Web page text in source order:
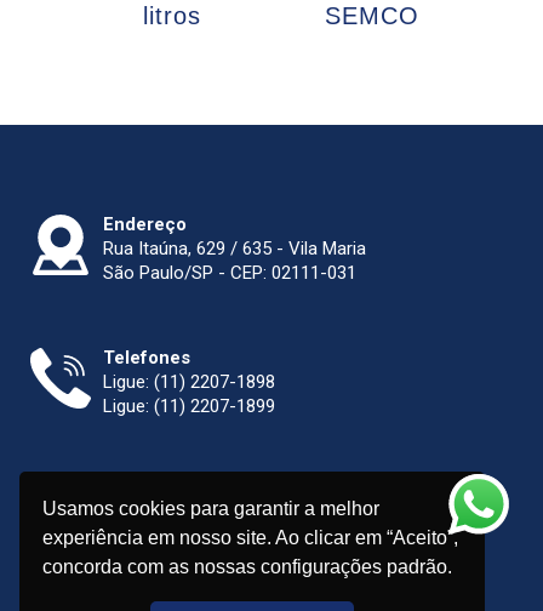
Usamos cookies para garantir a melhor
experiência em nosso site. Ao clicar em “Aceito”,
concorda com as nossas configurações padrão.
litros
SEMCO
Endereço
Rua Itaúna, 629 / 635 - Vila Maria
São Paulo/SP - CEP: 02111-031
Telefones
Ligue: (11) 2207-1898
Ligue: (11) 2207-1899
E-mail
sigma@maquinasinox.com.br